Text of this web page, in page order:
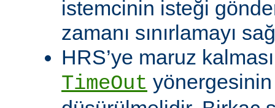
istemcinin isteği
zamanı sınırlamayı
HRS’ye maruz
TimeOut